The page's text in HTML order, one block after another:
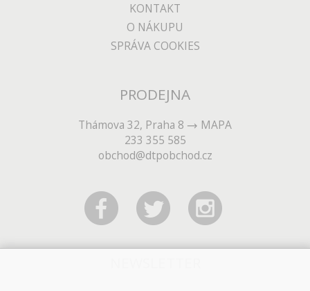
KONTAKT
O NÁKUPU
SPRÁVA COOKIES
PRODEJNA
Thámova 32, Praha 8
MAPA
233 355 585
obchod@dtpobchod.cz